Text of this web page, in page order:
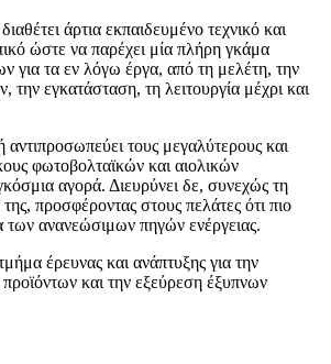
άρτια εκπαιδευμένο τεχνικό και
ώστε να παρέχει μία πλήρη γκάμα
για τα εν λόγω έργα, από τη μελέτη, την
την εγκατάσταση, τη λειτουργία μέχρι και
τους μεγαλύτερους και
φωτοβολταϊκών και αιολικών
αγορά. Διευρύνει δε, συνεχώς τη
προσφέροντας στους πελάτες ότι πιο
των ανανεώσιμων πηγών ενέργειας.
έρευνας και ανάπτυξης για την
και την εξεύρεση έξυπνων